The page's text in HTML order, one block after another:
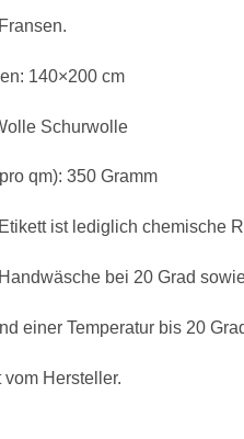
140×200 cm
Schurwolle
qm): 350 Gramm
ist lediglich chemische
bei 20 Grad
einer Temperatur bis 20
Hersteller.